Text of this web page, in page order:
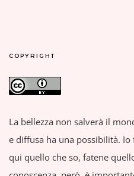
COPYRIGHT
La bellezza non salverà il
e diffusa ha una possibilità.
qui quello che so, fatene